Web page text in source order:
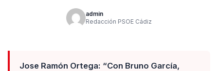
admin
Redacción PSOE Cádiz
Jose Ramón Ortega: “Con Bruno García,